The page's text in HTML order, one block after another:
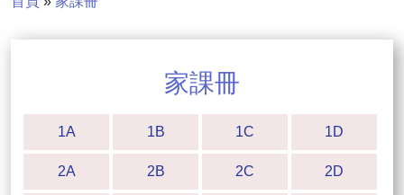
家課冊
1A 1B 1C 1D
2A 2B 2C 2D